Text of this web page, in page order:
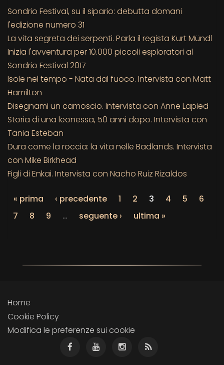
Sondrio Festival, su il sipario: debutta domani
l'edizione numero 31
La vita segreta dei serpenti. Parla il regista Kurt Mündl
Inizia l'avventura per 10.000 piccoli esploratori al
Sondrio Festival 2017
Isole nel tempo - Nata dal fuoco. Intervista con Matt
Hamilton
Disegnami un camoscio. Intervista con Anne Lapied
Storia di una leonessa, 50 anni dopo. Intervista con
Tania Esteban
Dura come la roccia: la vita nelle Badlands. Intervista
con Mike Birkhead
Figli di Enkai. Intervista con Nacho Ruiz Rizaldos
« prima ‹ precedente 1 2 3 4 5
6
7
8 9 … seguente › ultima »
Home
Cookie Policy
Modifica le preferenze sui cookie